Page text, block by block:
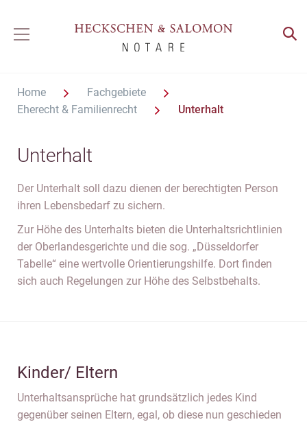
Home
Fachgebiete
Eherecht & Familienrecht
Unterhalt
Unterhalt
Der Unterhalt soll dazu dienen der berechtigten Person
ihren Lebensbedarf zu sichern.
Zur Höhe des Unterhalts bieten die Unterhaltsrichtlinien
der Oberlandesgerichte und die sog. „Düsseldorfer
Tabelle“ eine wertvolle Orientierungshilfe. Dort finden
sich auch Regelungen zur Höhe des Selbstbehalts.
Kinder/ Eltern
Unterhaltsansprüche hat grundsätzlich jedes Kind
gegenüber seinen Eltern, egal, ob diese nun geschieden